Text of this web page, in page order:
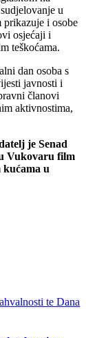
u
i osobe
osjećaji i
teškoćama.
dan osoba s
javnosti i
članovi
aktivnostima,
je Senad
Vukovaru film
u